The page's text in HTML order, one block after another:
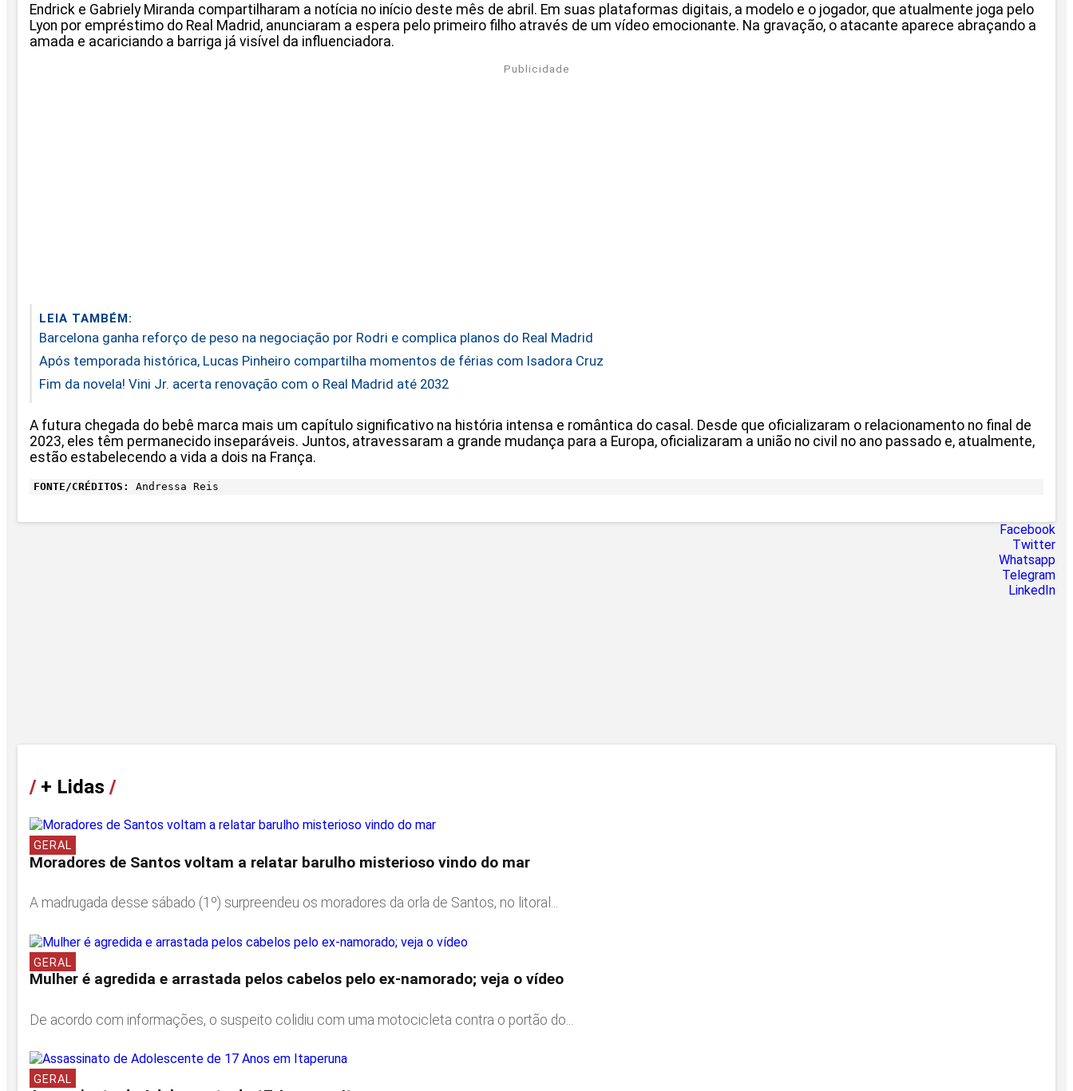
Endrick e Gabriely Miranda compartilharam a notícia no início deste mês de abril. Em suas plataformas digitais, a modelo e o jogador, que atualmente joga pelo
Lyon por empréstimo do Real Madrid, anunciaram a espera pelo primeiro filho através de um vídeo emocionante. Na gravação, o atacante aparece abraçando a
amada e acariciando a barriga já visível da influenciadora.
Publicidade
LEIA TAMBÉM:
Barcelona ganha reforço de peso na negociação por Rodri e complica planos do Real Madrid
Após temporada histórica, Lucas Pinheiro compartilha momentos de férias com Isadora Cruz
Fim da novela! Vini Jr. acerta renovação com o Real Madrid até 2032
A futura chegada do bebê marca mais um capítulo significativo na história intensa e romântica do casal. Desde que oficializaram o relacionamento no final de
2023, eles têm permanecido inseparáveis. Juntos, atravessaram a grande mudança para a Europa, oficializaram a união no civil no ano passado e, atualmente,
estão estabelecendo a vida a dois na França.
FONTE/CRÉDITOS: Andressa Reis
Facebook
Twitter
Whatsapp
Telegram
LinkedIn
/+ Lidas /
GERAL
Moradores de Santos voltam a relatar barulho misterioso vindo do mar
A madrugada desse sábado (1º) surpreendeu os moradores da orla de Santos, no litoral...
GERAL
Mulher é agredida e arrastada pelos cabelos pelo ex-namorado; veja o vídeo
De acordo com informações, o suspeito colidiu com uma motocicleta contra o portão do...
GERAL